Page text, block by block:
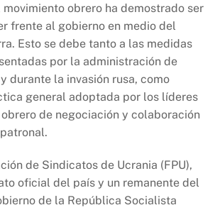
movimiento obrero ha demostrado ser
frente al gobierno en medio del
Esto se debe tanto a las medidas
por la administración de
durante la invasión rusa, como
general adoptada por los líderes
de negociación y colaboración
de Sindicatos de Ucrania (FPU),
oficial del país y un remanente del
de la República Socialista